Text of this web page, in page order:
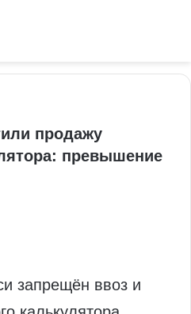
продажу
превышение
запрещён ввоз и